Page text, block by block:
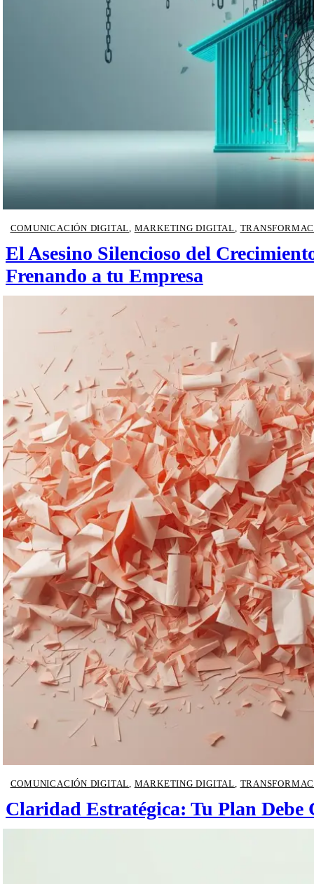
COMUNICACIÓN DIGITAL MARKETING DIGITAL
El Asesino Silencioso del
Frenando a tu Empresa
COMUNICACIÓN DIGITAL MARKETING DIGITAL
Claridad Estratégica: Tu Plan Debe